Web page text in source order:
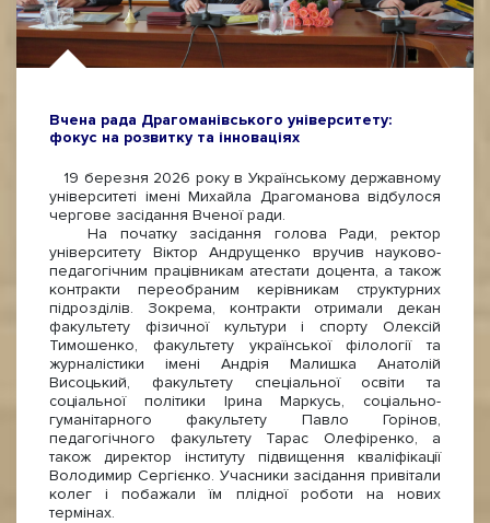
Вчена рада Драгоманівського університету:
фокус на розвитку та інноваціях
19 березня 2026 року в Українському державному
університеті імені Михайла Драгоманова відбулося
чергове засідання Вченої ради.
На початку засідання голова Ради, ректор
університету Віктор Андрущенко вручив науково-
педагогічним працівникам атестати доцента, а також
контракти переобраним керівникам структурних
підрозділів. Зокрема, контракти отримали декан
факультету фізичної культури і спорту Олексій
Тимошенко, факультету української філології та
журналістики імені Андрія Малишка Анатолій
Висоцький, факультету спеціальної освіти та
соціальної політики Ірина Маркусь, соціально-
гуманітарного факультету Павло Горінов,
педагогічного факультету Тарас Олефіренко, а
також директор інституту підвищення кваліфікації
Володимир Сергієнко. Учасники засідання привітали
колег і побажали їм плідної роботи на нових
термінах.